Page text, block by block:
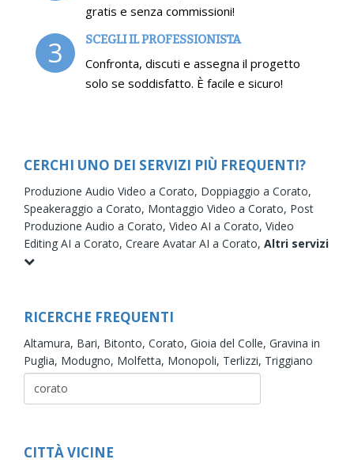
gratis e senza commissioni!
3 SCEGLI IL PROFESSIONISTA
Confronta, discuti e assegna il progetto
solo se soddisfatto. È facile e sicuro!
CERCHI UNO DEI SERVIZI PIÙ FREQUENTI?
Produzione Audio Video a Corato, Doppiaggio a Corato,
Speakeraggio a Corato, Montaggio Video a Corato, Post
Produzione Audio a Corato, Video AI a Corato, Video
Editing AI a Corato, Creare Avatar AI a Corato, Altri servizi
RICERCHE FREQUENTI
Altamura, Bari, Bitonto, Corato, Gioia del Colle, Gravina in
Puglia, Modugno, Molfetta, Monopoli, Terlizzi, Triggiano
CITTÀ VICINE